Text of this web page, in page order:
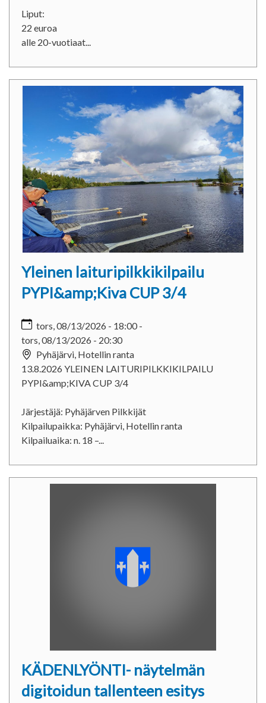
Liput:
22 euroa
alle 20-vuotiaat...
Yleinen laituripilkkikilpailu
PYPI&amp;Kiva CUP 3/4
tors, 08/13/2026 - 18:00-
tors, 08/13/2026 - 20:30
Pyhäjärvi, Hotellin ranta
13.8.2026 YLEINEN LAITURIPILKKIKILPAILU
PYPI&amp;KIVA CUP 3/4
Järjestäjä: Pyhäjärven Pilkkijät
Kilpailupaikka: Pyhäjärvi, Hotellin ranta
Kilpailuaika: n. 18 –...
KÄDENLYÖNTI- näytelmän
digitoidun tallenteen esitys